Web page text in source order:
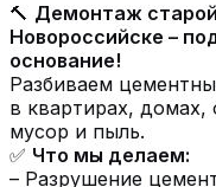
🔨 Демонтаж
Новороссийске –
основание!
Разбиваем
в квартирах, домах,
мусор и пыль.
✅ Что мы делаем:
– Разрушение